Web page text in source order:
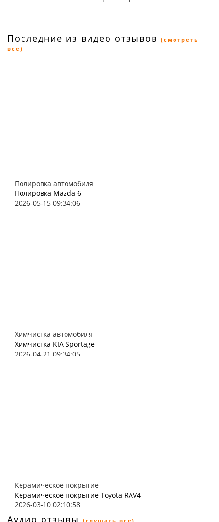
Последние из видео отзывов (смотреть
все)
Полировка автомобиля
Полировка Mazda 6
2026-05-15 09:34:06
Химчистка автомобиля
Химчистка KIA Sportage
2026-04-21 09:34:05
Керамическое покрытие
Керамическое покрытие Toyota RAV4
2026-03-10 02:10:58
Аудио отзывы (слушать все)